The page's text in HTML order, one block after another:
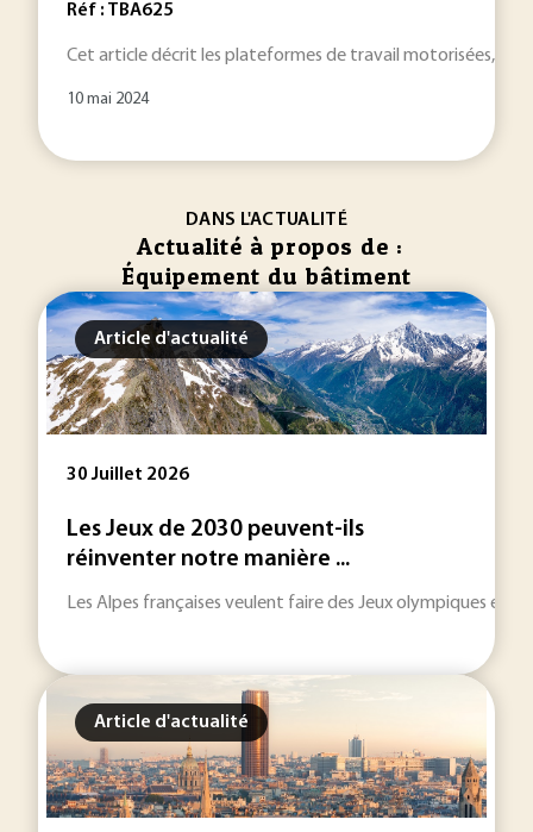
Réf : TBA625
Cet article décrit les plateformes de travail motorisées, les
10 mai 2024
DANS L'ACTUALITÉ
Actualité à propos de :
Équipement du bâtiment
Article d'actualité
30 Juillet 2026
Les Jeux de 2030 peuvent-ils
réinventer notre manière ...
Les Alpes françaises veulent faire des Jeux olympiques et
Article d'actualité